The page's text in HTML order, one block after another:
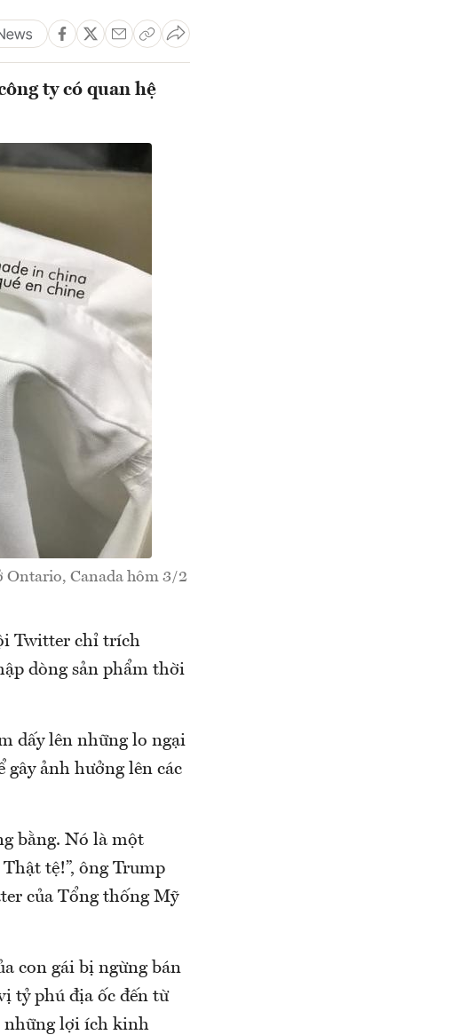
ty có quan hệ
Ontario, Canada hôm 3/2
Twitter chỉ trích
dòng sản phẩm thời
dấy lên những lo ngại
gây ảnh hưởng lên các
bằng. Nó là một
tệ!”, ông Trump
của Tổng thống Mỹ
con gái bị ngừng bán
tỷ phú địa ốc đến từ
những lợi ích kinh